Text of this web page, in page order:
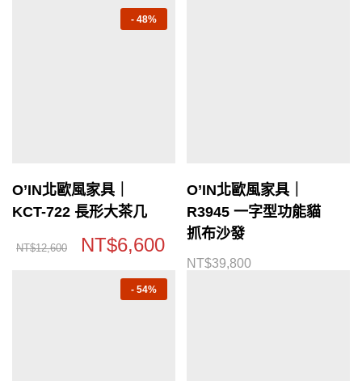
- 48%
O’IN北歐風家具｜
KCT-722 長形大茶几
NT$12,600 NT$6,600
O’IN北歐風家具｜
R3945 一字型功能貓
抓布沙發
NT$39,800
- 54%